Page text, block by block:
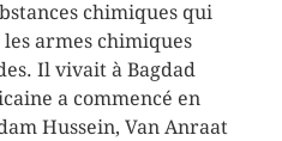
chimiques qui
armes chimiques
Il vivait à Bagdad
a commencé en
Hussein, Van Anraat